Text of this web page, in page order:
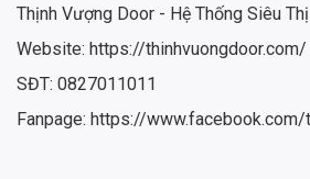
Thịnh Vượng Door - Hệ Thống Siêu
Website: https://thinhvuongdoor.com/
SĐT: 0827011011
Fanpage: https://www.facebook.com/